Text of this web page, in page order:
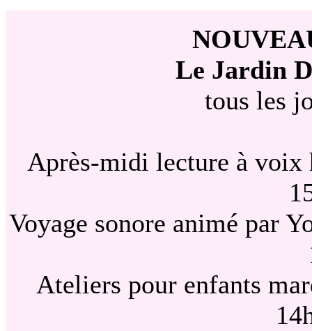
Le Jardin
tous les
Après-midi lecture à voix
Voyage sonore animé par
Ateliers pour enfants